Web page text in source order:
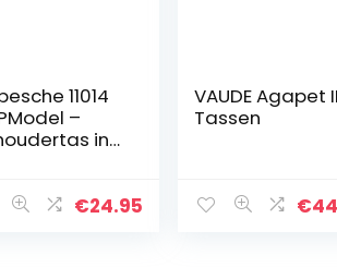
11014
–
in
en in
€24.95
VAUDE Agapet II
Tassen
€